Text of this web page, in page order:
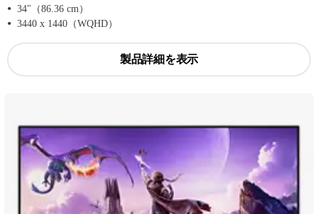
34"（86.36 cm）
3440 x 1440（WQHD）
製品詳細を表示